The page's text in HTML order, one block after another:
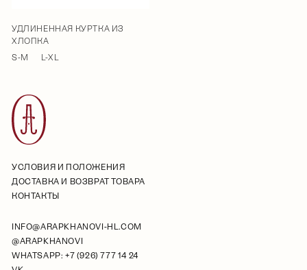
УДЛИНЕННАЯ КУРТКА ИЗ
ХЛОПКА
S-M
L-XL
УСЛОВИЯ И ПОЛОЖЕНИЯ
ДОСТАВКА И ВОЗВРАТ ТОВАРА
КОНТАКТЫ
INFO@ARAPKHANOVI-HL.COM
@ARAPKHANOVI
WHATSAPP: +7 (926) 777 14 24